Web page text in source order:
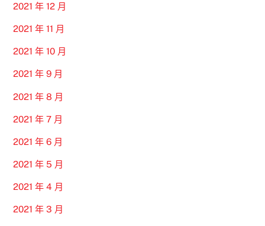
2021 年 12 月
2021 年 11 月
2021 年 10 月
2021 年 9 月
2021 年 8 月
2021 年 7 月
2021 年 6 月
2021 年 5 月
2021 年 4 月
2021 年 3 月